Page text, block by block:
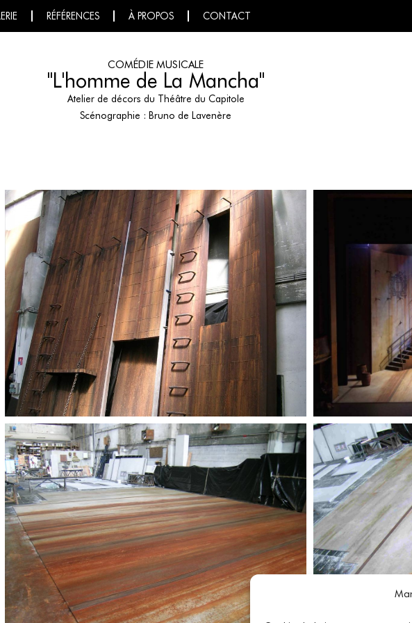
RÉFÉRENCES À PROPOS CONTACT
COMÉDIE MUSICALE
"L'homme de La Mancha"
Atelier de décors du Théâtre du Capitole
Scénographie : Bruno de Lavenère